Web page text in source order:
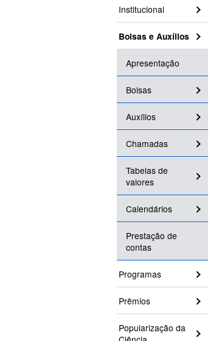
Institucional
Bolsas e Auxílios
Apresentação
Bolsas
Auxílios
Chamadas
Tabelas de
valores
Calendários
Prestação de
contas
Programas
Prêmios
Popularização da